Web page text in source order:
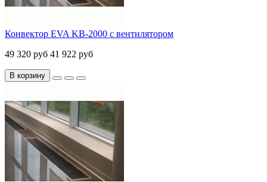
Конвектор EVA KB-2000 с вентилятором
49 320 руб 41 922 руб
В корзину